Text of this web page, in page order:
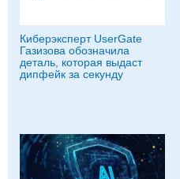
Киберэксперт UserGate
Газизова обозначила
деталь, которая выдаст
дипфейк за секунду